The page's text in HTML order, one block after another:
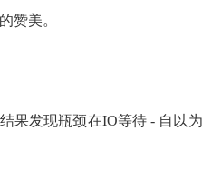
赞美。
果发现瓶颈在IO等待 - 自以